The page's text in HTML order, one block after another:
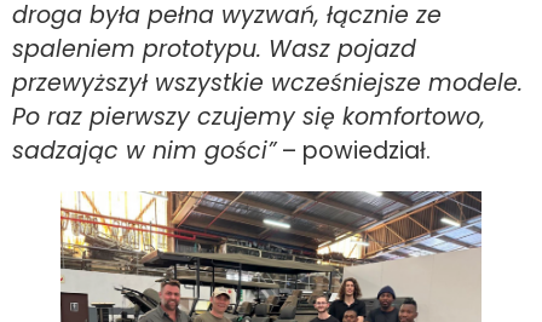
droga była pełna wyzwań, łącznie ze
spaleniem prototypu. Wasz pojazd
przewyższył wszystkie wcześniejsze modele.
Po raz pierwszy czujemy się komfortowo,
sadzając w nim gości”– powiedział.